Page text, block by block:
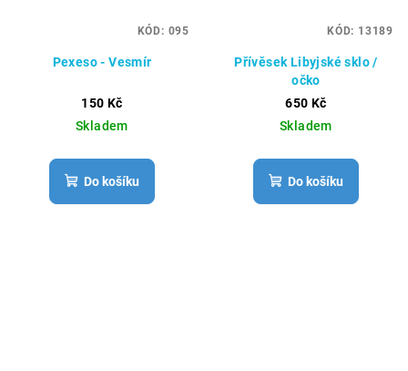
Pexeso - Vesmír
150 Kč
Skladem
Do košíku
KÓD: 095
Přívěsek Libyjské sklo /
očko
650 Kč
Skladem
Do košíku
KÓD: 13189